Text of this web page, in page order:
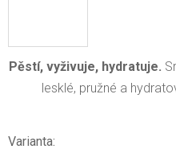
Pěstí, vyživuje, hydratuje.
lesklé, pružné a
Varianta: